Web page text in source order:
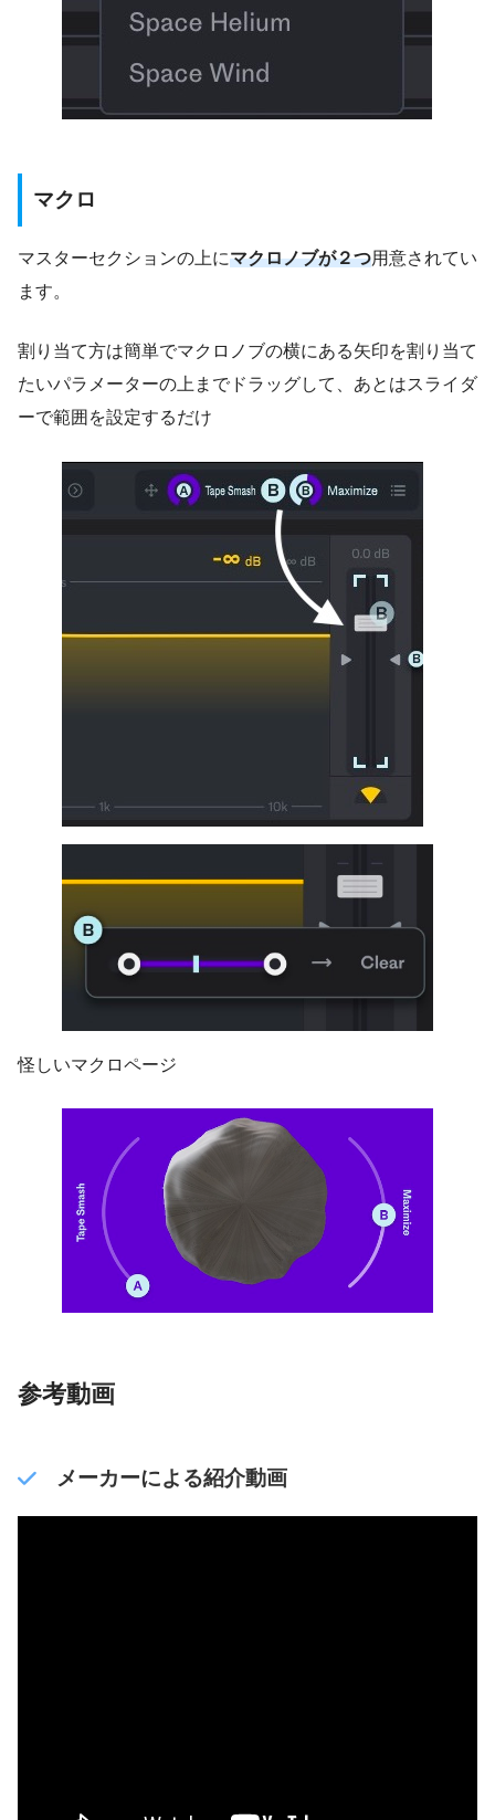
マクロ
マスターセクションの上にマクロノブが２つ用意されてい
ます。
割り当て方は簡単でマクロノブの横にある矢印を割り当て
たいパラメーターの上までドラッグして、あとはスライダ
ーで範囲を設定するだけ
怪しいマクロページ
参考動画
メーカーによる紹介動画